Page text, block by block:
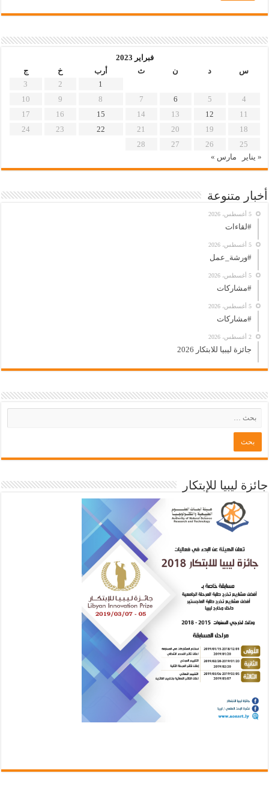
فبراير 2023
س
د ن ث أرب خ
ج
1
2
3
4
5
6
7
8
9
10
11
12
13
14
15
16
17
18
19
20
21
22
23
24
25
26
27
28
« يناير
مارس »
أخبار متنوعة
5 أغسطس، 2026
#لقاءات
5 أغسطس، 2026
#ورشة_عمل
5 أغسطس، 2026
#مشاركات
5 أغسطس، 2026
#مشاركات
2 أغسطس، 2026
جائزة ليبيا للابتكار 2026
جائزة ليبيا للإبتكار